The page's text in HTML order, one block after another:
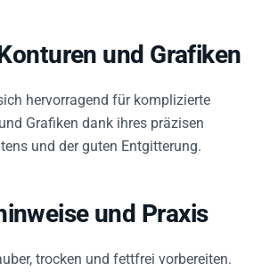
und Grafiken
hervorragend für komplizierte
Grafiken dank ihres präzisen
und der guten Entgitterung.
und Praxis
trocken und fettfrei vorbereiten.